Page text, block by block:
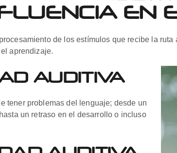
EN
de los estímulos que recibe la
aprendizaje.
AUDITIVA
tener problemas del lenguaje; desde un
un retraso en el desarrollo o incluso